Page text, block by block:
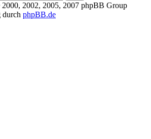
2002, 2005, 2007 phpBB Group
durch phpBB.de